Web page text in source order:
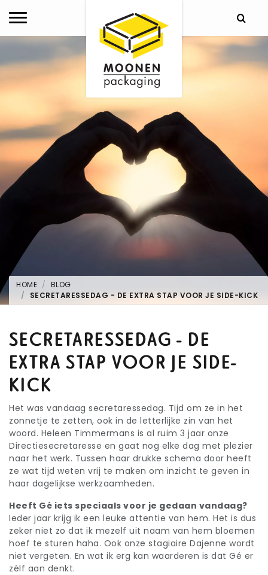
HOME
BLOG
SECRETARESSEDAG - DE EXTRA STAP VOOR JE SIDE-KICK
SECRETARESSEDAG - DE
EXTRA STAP VOOR JE SIDE-
KICK
Het was vandaag secretaressedag. Tijd om ze in het
zonnetje te zetten, ook in de letterlijke zin van het
woord. Heleen Timmermans is al ruim 3 jaar onze
Directiesecretaresse en gaat nog elke dag met plezier
naar het werk. Tussen haar drukke schema door heeft
ze wat tijd weten vrij te maken om inzicht te geven in
haar dagelijkse werkzaamheden.
Heeft Gé iets speciaals voor je gedaan vandaag?
Ieder jaar krijg ik een leuke attentie van hem. Het is dus
zeker niet zo dat ik mezelf uit naam van hem bloemen
hoef te sturen haha. Ook onze stagiaire Dajenne wordt
niet vergeten. En wat ik erg kan waarderen is dat Gé er
zélf aan denkt.